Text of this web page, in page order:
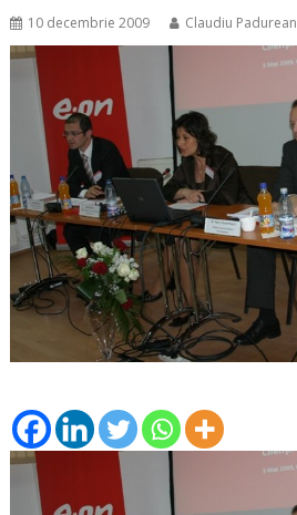
10 decembrie 2009 Claudiu Padurean